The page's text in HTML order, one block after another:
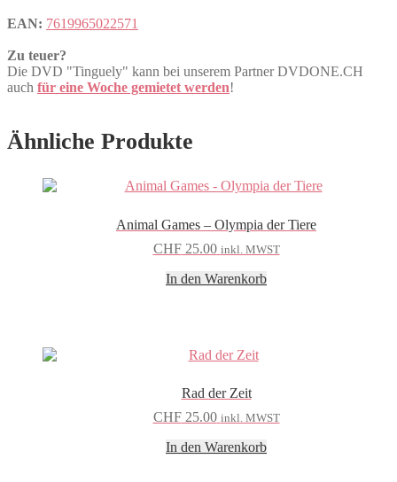
EAN: 7619965022571
Zu teuer?
Die DVD "Tinguely" kann bei unserem Partner DVDONE.CH
auch für eine Woche gemietet werden!
Ähnliche Produkte
Animal Games – Olympia der Tiere
CHF25.00 inkl. MWST
In den Warenkorb
Rad der Zeit
CHF25.00 inkl. MWST
In den Warenkorb